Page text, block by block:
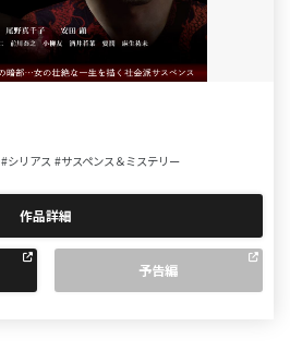
#シリアス #サスペンス＆ミステリー
作品詳細
予告編